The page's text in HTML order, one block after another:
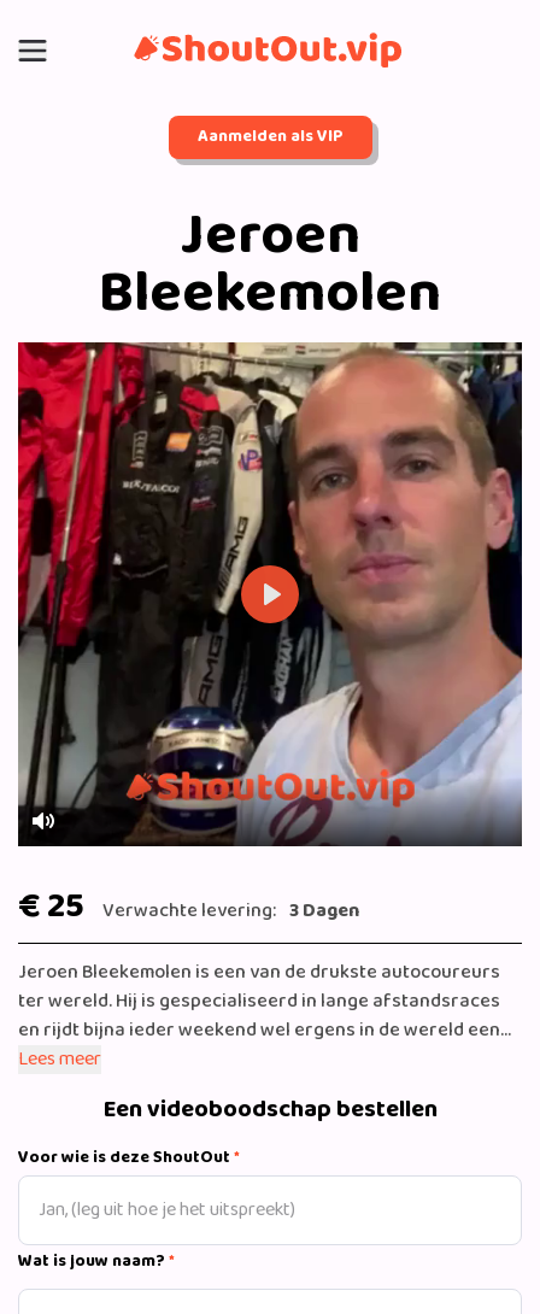
Aanmelden als VIP
Jeroen
Bleekemolen
Mute
Play
€ 25 Verwachte levering: 3 Dagen
Jeroen Bleekemolen is een van de drukste autocoureurs
ter wereld. Hij is gespecialiseerd in lange afstandsraces
en rijdt bijna ieder weekend wel ergens in de wereld een
race. Als winnaar van onder andere de 24 uursraces van
teams met de snelste sportwagens die er zijn.
Lees meer
Een videoboodschap bestellen
Voor wie is deze ShoutOut*
Wat is jouw naam?*